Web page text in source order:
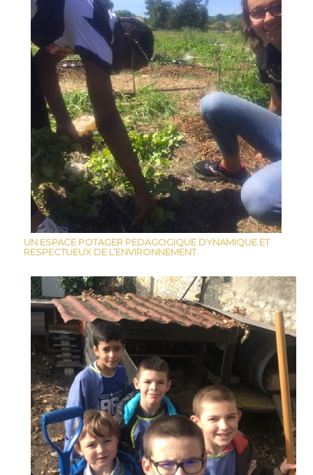
UN ESPACE POTAGER PEDAGOGIQUE DYNAMIQUE ET
RESPECTUEUX DE L’ENVIRONNEMENT